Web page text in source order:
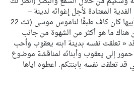
الفدية المعتادة لأجل إغوائه لدينة –
الزواج منها ومبلغ من المال لأبيها كان كاف طبقًا لناموس موسى (تث 22:
كان هناك ما هو أكثر من الشهوة من جانب
قد « تعلقت نفسه بدينة ابنه يعقوب وأحب
حمور إلى يعقوب وأبنائه لمناقشة موضوع
قد تعلقت نفسه بابنتكم. اعطوه اياها